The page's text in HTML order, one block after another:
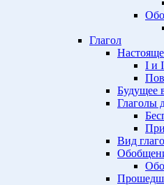
Глагол
I и
Будущее
Глаголы
Вид